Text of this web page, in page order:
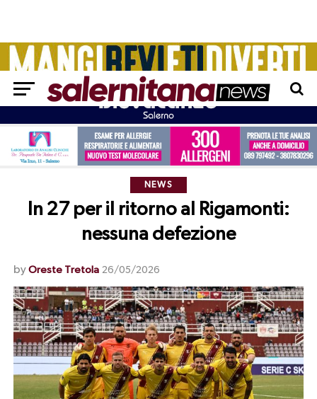
NEWS
In 27 per il ritorno al Rigamonti:
nessuna defezione
by Oreste Tretola 26/05/2026